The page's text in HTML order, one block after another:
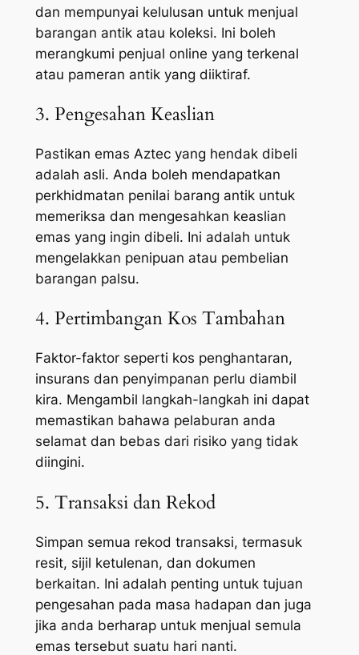
dan mempunyai kelulusan untuk menjual
barangan antik atau koleksi. Ini boleh
merangkumi penjual online yang terkenal
atau pameran antik yang diiktiraf.
3. Pengesahan Keaslian
Pastikan emas Aztec yang hendak dibeli
adalah asli. Anda boleh mendapatkan
perkhidmatan penilai barang antik untuk
memeriksa dan mengesahkan keaslian
emas yang ingin dibeli. Ini adalah untuk
mengelakkan penipuan atau pembelian
barangan palsu.
4. Pertimbangan Kos Tambahan
Faktor-faktor seperti kos penghantaran,
insurans dan penyimpanan perlu diambil
kira. Mengambil langkah-langkah ini dapat
memastikan bahawa pelaburan anda
selamat dan bebas dari risiko yang tidak
diingini.
5. Transaksi dan Rekod
Simpan semua rekod transaksi, termasuk
resit, sijil ketulenan, dan dokumen
berkaitan. Ini adalah penting untuk tujuan
pengesahan pada masa hadapan dan juga
jika anda berharap untuk menjual semula
emas tersebut suatu hari nanti.